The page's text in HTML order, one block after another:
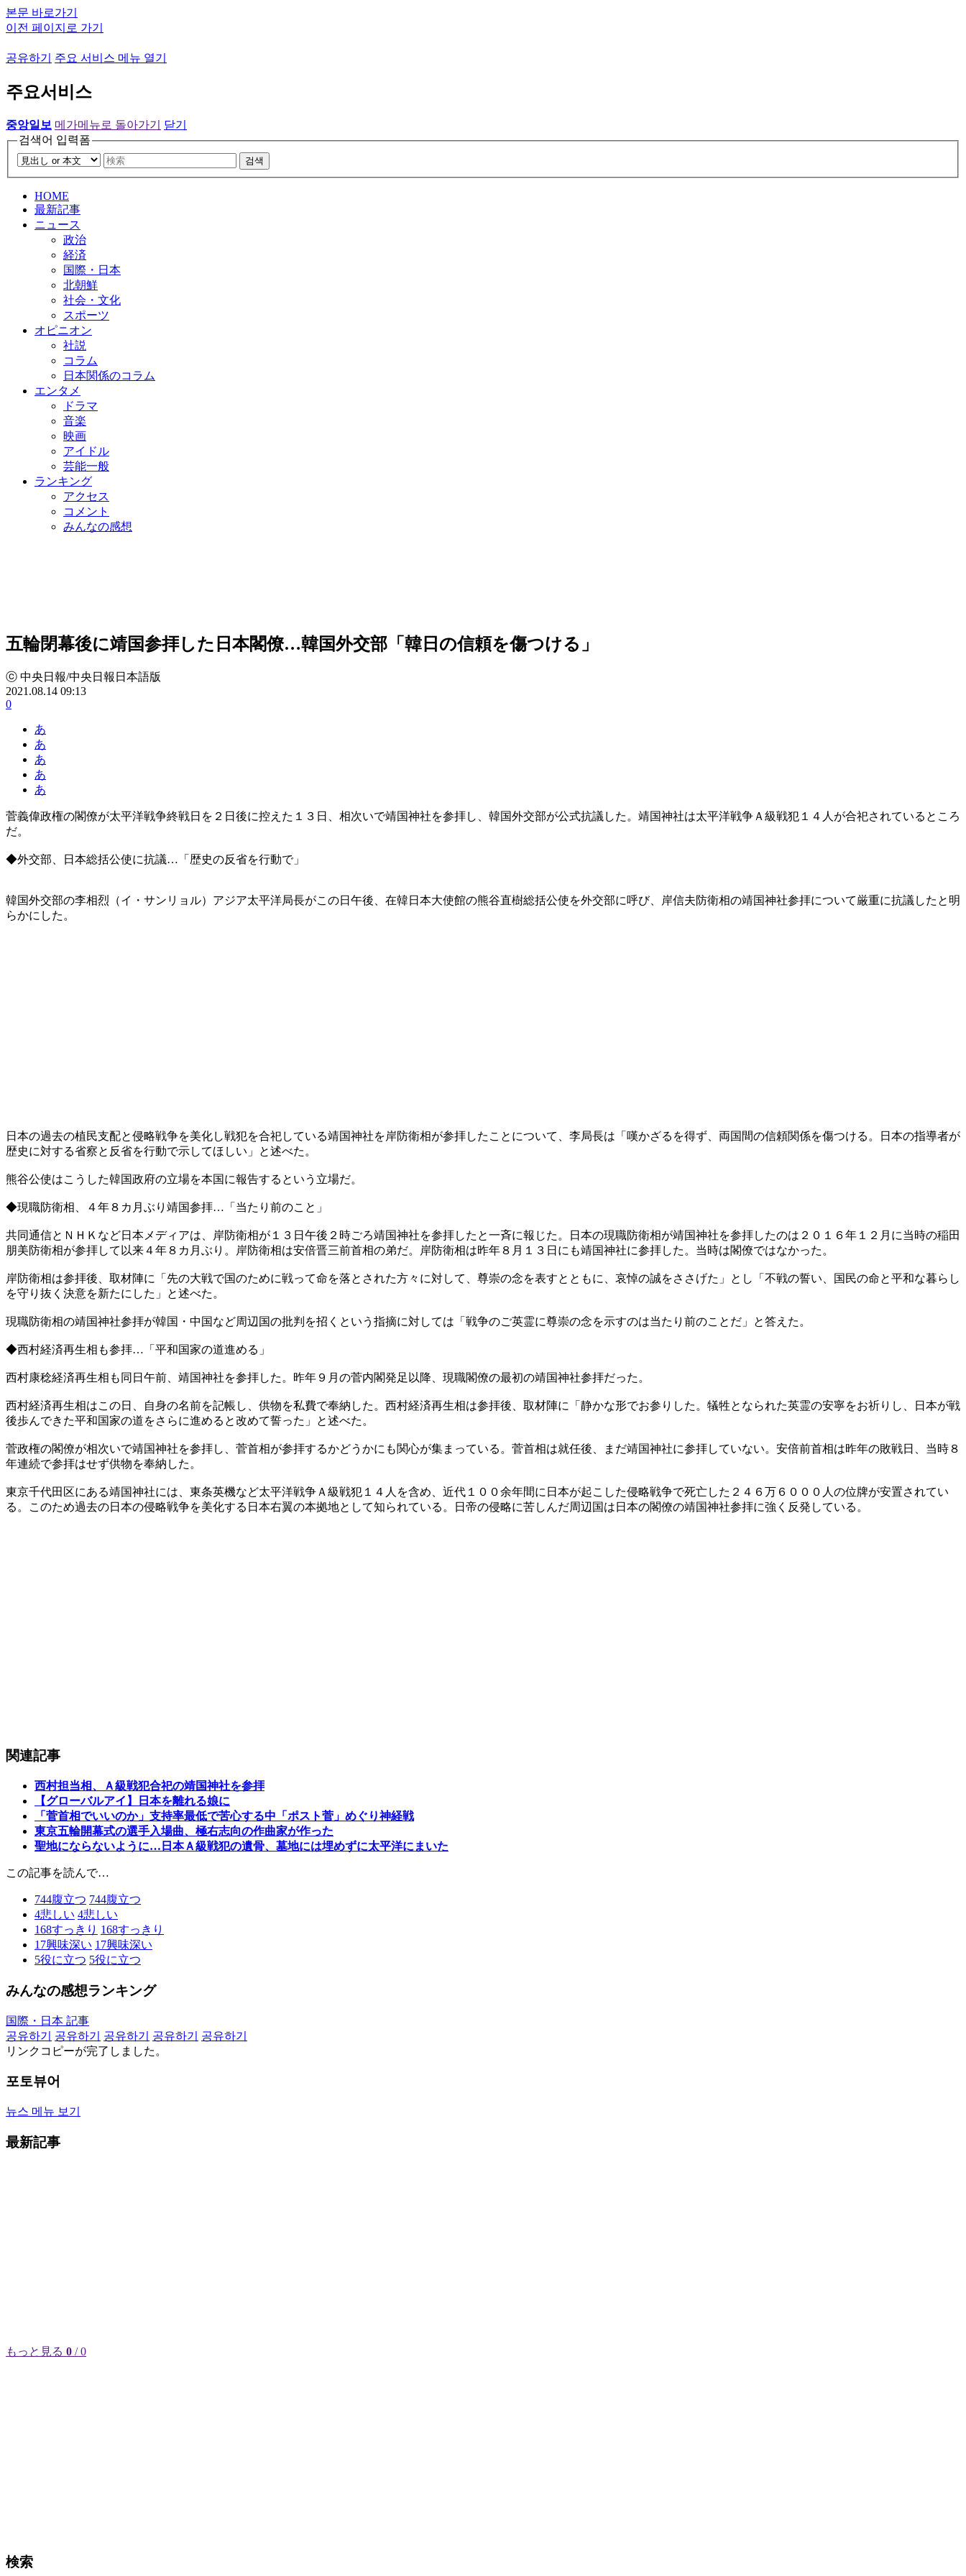
본문 바로가기
이전 페이지로 가기
공유하기 주요 서비스 메뉴 열기
주요서비스
중앙일보 메가메뉴로 돌아가기
닫기
검색어 입력폼
검색
HOME
最新記事
ニュース
政治
経済
国際・日本
北朝鮮
社会・文化
スポーツ
オピニオン
社説
コラム
日本関係のコラム
エンタメ
ドラマ
音楽
映画
アイドル
芸能一般
ランキング
アクセス
コメント
みんなの感想
五輪閉幕後に靖国参拝した日本閣僚…韓国外交部「韓日の信頼を傷つける」
ⓒ 中央日報/中央日報日本語版
2021.08.14 09:13
0
あ
あ
あ
あ
あ
菅義偉政権の閣僚が太平洋戦争終戦日を２日後に控えた１３日、相次いで靖国神社を参拝し、韓国外交部が公式抗議した。靖国神社は太平洋戦争Ａ級戦犯１４人が合祀されているところ
だ。
◆外交部、日本総括公使に抗議…「歴史の反省を行動で」
韓国外交部の李相烈（イ・サンリョル）アジア太平洋局長がこの日午後、在韓日本大使館の熊谷直樹総括公使を外交部に呼び、岸信夫防衛相の靖国神社参拝について厳重に抗議したと明
らかにした。
日本の過去の植民支配と侵略戦争を美化し戦犯を合祀している靖国神社を岸防衛相が参拝したことについて、李局長は「嘆かざるを得ず、両国間の信頼関係を傷つける。日本の指導者が
歴史に対する省察と反省を行動で示してほしい」と述べた。
熊谷公使はこうした韓国政府の立場を本国に報告するという立場だ。
◆現職防衛相、４年８カ月ぶり靖国参拝…「当たり前のこと」
共同通信とＮＨＫなど日本メディアは、岸防衛相が１３日午後２時ごろ靖国神社を参拝したと一斉に報じた。日本の現職防衛相が靖国神社を参拝したのは２０１６年１２月に当時の稲田
朋美防衛相が参拝して以来４年８カ月ぶり。岸防衛相は安倍晋三前首相の弟だ。岸防衛相は昨年８月１３日にも靖国神社に参拝した。当時は閣僚ではなかった。
岸防衛相は参拝後、取材陣に「先の大戦で国のために戦って命を落とされた方々に対して、尊崇の念を表すとともに、哀悼の誠をささげた」とし「不戦の誓い、国民の命と平和な暮らし
を守り抜く決意を新たにした」と述べた。
現職防衛相の靖国神社参拝が韓国・中国など周辺国の批判を招くという指摘に対しては「戦争のご英霊に尊崇の念を示すのは当たり前のことだ」と答えた。
◆西村経済再生相も参拝…「平和国家の道進める」
西村康稔経済再生相も同日午前、靖国神社を参拝した。昨年９月の菅内閣発足以降、現職閣僚の最初の靖国神社参拝だった。
西村経済再生相はこの日、自身の名前を記帳し、供物を私費で奉納した。西村経済再生相は参拝後、取材陣に「静かな形でお参りした。犠牲となられた英霊の安寧をお祈りし、日本が戦
後歩んできた平和国家の道をさらに進めると改めて誓った」と述べた。
菅政権の閣僚が相次いで靖国神社を参拝し、菅首相が参拝するかどうかにも関心が集まっている。菅首相は就任後、まだ靖国神社に参拝していない。安倍前首相は昨年の敗戦日、当時８
年連続で参拝はせず供物を奉納した。
東京千代田区にある靖国神社には、東条英機など太平洋戦争Ａ級戦犯１４人を含め、近代１００余年間に日本が起こした侵略戦争で死亡した２４６万６０００人の位牌が安置されてい
る。このため過去の日本の侵略戦争を美化する日本右翼の本拠地として知られている。日帝の侵略に苦しんだ周辺国は日本の閣僚の靖国神社参拝に強く反発している。
関連記事
西村担当相、Ａ級戦犯合祀の靖国神社を参拝
【グローバルアイ】日本を離れる娘に
「菅首相でいいのか」支持率最低で苦心する中「ポスト菅」めぐり神経戦
東京五輪開幕式の選手入場曲、極右志向の作曲家が作った
聖地にならないように…日本Ａ級戦犯の遺骨、墓地には埋めずに太平洋にまいた
この記事を読んで…
744腹立つ 744腹立つ
4悲しい 4悲しい
168すっきり 168すっきり
17興味深い 17興味深い
5役に立つ 5役に立つ
みんなの感想ランキング
国際・日本 記事
공유하기
공유하기 공유하기 공유하기
공유하기
リンクコピーが完了しました。
포토뷰어
뉴스 메뉴 보기
最新記事
もっと見る 0 / 0
検索